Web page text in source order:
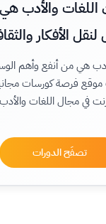
اللغات والأدب
لنقل الأفكار
هي من أنفع وأهم
فرصة كورسات
في مجال اللغات
تصفَح الدورات